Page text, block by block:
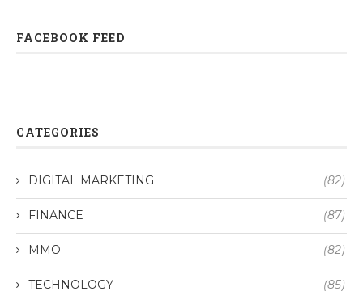
FACEBOOK FEED
CATEGORIES
DIGITAL MARKETING (82)
FINANCE (87)
MMO (82)
TECHNOLOGY (85)